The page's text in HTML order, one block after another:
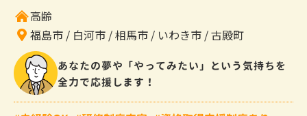
高齢
福島市
白河市 相馬市 いわき市 古殿町
あなたの夢や「やってみたい」という気持ちを
全力で応援します！